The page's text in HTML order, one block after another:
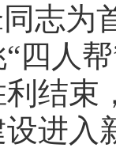
志为
四人
结束
进入